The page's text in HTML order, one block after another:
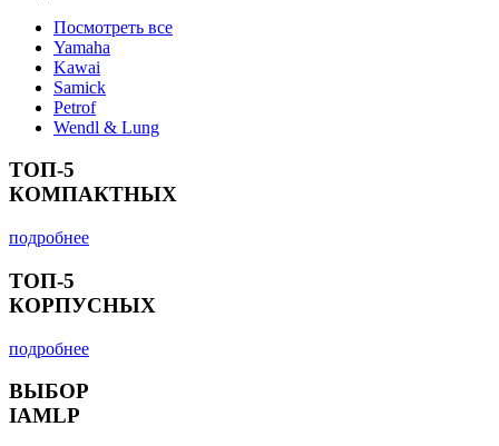
Посмотреть все
Yamaha
Kawai
Samick
Petrof
Wendl & Lung
ТОП-5
КОМПАКТНЫХ
подробнее
ТОП-5
КОРПУСНЫХ
подробнее
ВЫБОР
IAMLP